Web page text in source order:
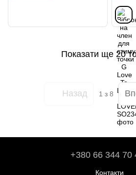
Показати ще 20
Назад 1 з 8
+380 66 344 70
Контакти